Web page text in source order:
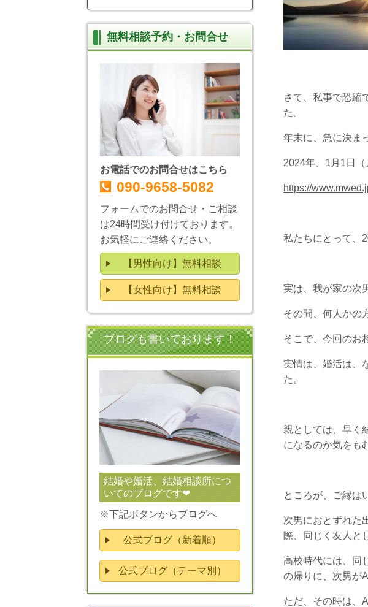
さて、私事で恐縮
た。
年末に、急に決ま
2024年、1月1日（
https://
私たちにとって、
実は、我が家の次
その間、何人かの
そこで、今回のお
実情は、婚活は、
た。
親としては、早く
になるのか気をも
ところが、ご縁は
次男におとずれた
際、同じく友人と
高校時代には、同
の帰りに、次男が
ただ、その時は、
無料相談予約・お問合せ
お電話でのお問合せはこちら
090-9658-5082
フォームでのお問合せ・ご相談
は24時間受け付けております。
お気軽にご連絡ください。
【男性向け】無料相談
【女性向け】無料相談
ブログも書いております！
結婚や婚活、結婚相談所につ
いてのブログです❤
※下記ボタンからブログへ
公式ブログ（新着順）
公式ブログ（テーマ別）